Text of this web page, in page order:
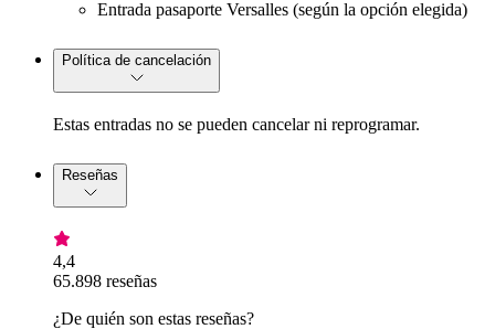
Entrada pasaporte Versalles (según la opción elegida)
Política de cancelación
Estas entradas no se pueden cancelar ni reprogramar.
Reseñas
4,4
65.898 reseñas
¿De quién son estas reseñas?